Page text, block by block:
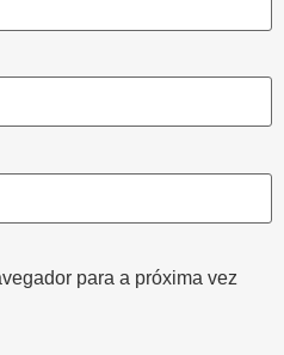
para a próxima vez